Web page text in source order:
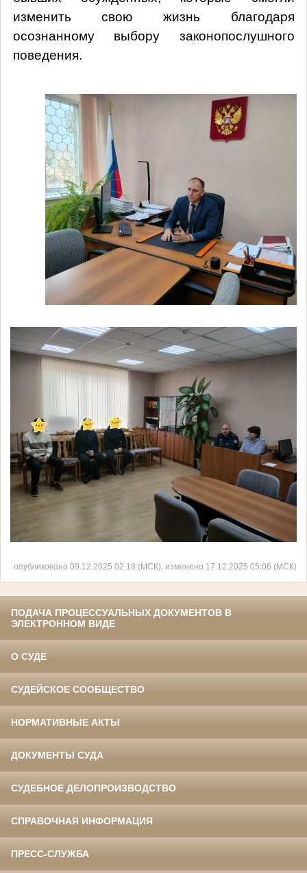
изменить свою жизнь благодаря
осознанному выбору законопослушного
поведения.
опубликовано 09.12.2025 02:18 (МСК), изменено 17.12.2025 05:06 (МСК)
ПОДАЧА ПРОЦЕССУАЛЬНЫХ ДОКУМЕНТОВ В
ЭЛЕКТРОННОМ ВИДЕ
О СУДЕ
СУДЕЙСКОЕ СООБЩЕСТВО
НОРМАТИВНЫЕ АКТЫ
ДОКУМЕНТЫ СУДА
СУДЕБНОЕ ДЕЛОПРОИЗВОДСТВО
СПРАВОЧНАЯ ИНФОРМАЦИЯ
ПРЕСС-СЛУЖБА